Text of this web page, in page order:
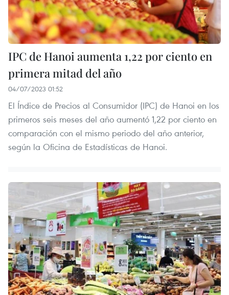
IPC de Hanoi aumenta 1,22 por ciento en
primera mitad del año
04/07/2023 01:52
El Índice de Precios al Consumidor (IPC) de Hanoi en los
primeros seis meses del año aumentó 1,22 por ciento en
comparación con el mismo periodo del año anterior,
según la Oficina de Estadísticas de Hanoi.